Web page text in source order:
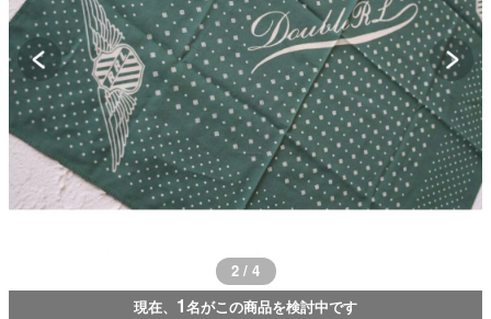
2 / 4
現在、 1名がこの商品を検討中です